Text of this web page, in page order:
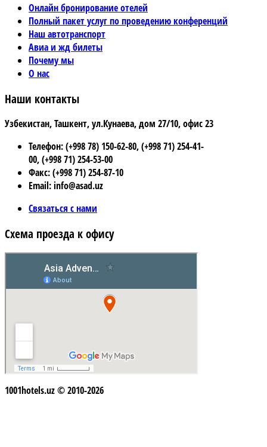
Онлайн бронирование отелей
Полный пакет услуг по проведению конференций
Наш автотранспорт
Авиа и жд билеты
Почему мы
О нас
Наши контакты
Узбекистан, Ташкент, ул.Кунаева, дом 27/10, офис 23
Телефон: (+998 78) 150-62-80, (+998 71) 254-41-
00, (+998 71) 254-53-00
Факс: (+998 71) 254-87-10
Email: info@asad.uz
Связаться с нами
Схема проезда к офису
1001hotels.uz © 2010-2026